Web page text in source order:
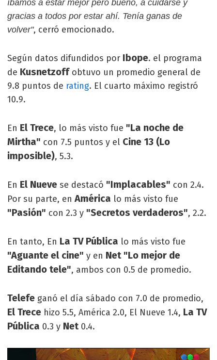
íbamos a estar mejor pero bueno, a cuidarse y
gracias a todos por estar ahí. Tenía ganas de
volver", cerró emocionado.
Según datos difundidos por Ibope. el programa
de Kusnetzoffobtuvo un promedio general de
9.8 puntos de rating. El cuarto máximo registró
10.9.
En El Trece, lo más visto fue "La noche de
Mirtha" con 7.5 puntos y el Cine 13 (Lo
imposible), 5.3.
En El Nueve se destacó "Implacables" con 2.4.
Por su parte, enAmérica lo más visto fue
"Pasión" con 2.3 y "Secretos verdaderos", 2.2.
En tanto, En La TV Pública lo más visto fue
"Aguante el cine" y en Net "Lo mejor de
Editando tele", ambos con 0.5 de promedio.
Telefe ganó el día sábado con 7.0 de promedio,
El Trece hizo 5.5, América 2.0, El Nueve 1.4, La TV
Pública 0.3 y Net 0.4.